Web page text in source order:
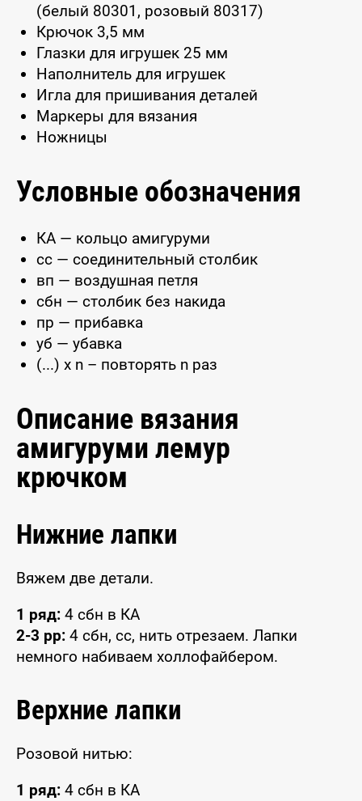
(белый 80301, розовый 80317)
Крючок 3,5 мм
Глазки для игрушек 25 мм
Наполнитель для игрушек
Игла для пришивания деталей
Маркеры для вязания
Ножницы
Условные обозначения
КА — кольцо амигуруми
сс — соединительный столбик
вп — воздушная петля
сбн — столбик без накида
пр — прибавка
уб — убавка
(...) x n – повторять n раз
Описание вязания
амигуруми лемур
крючком
Нижние лапки
Вяжем две детали.
1 ряд: 4 сбн в КА
2-3 pp: 4 сбн, сс, нить отрезаем. Лапки
немного набиваем холлофайбером.
Верхние лапки
Розовой нитью:
1 ряд: 4 сбн в КА